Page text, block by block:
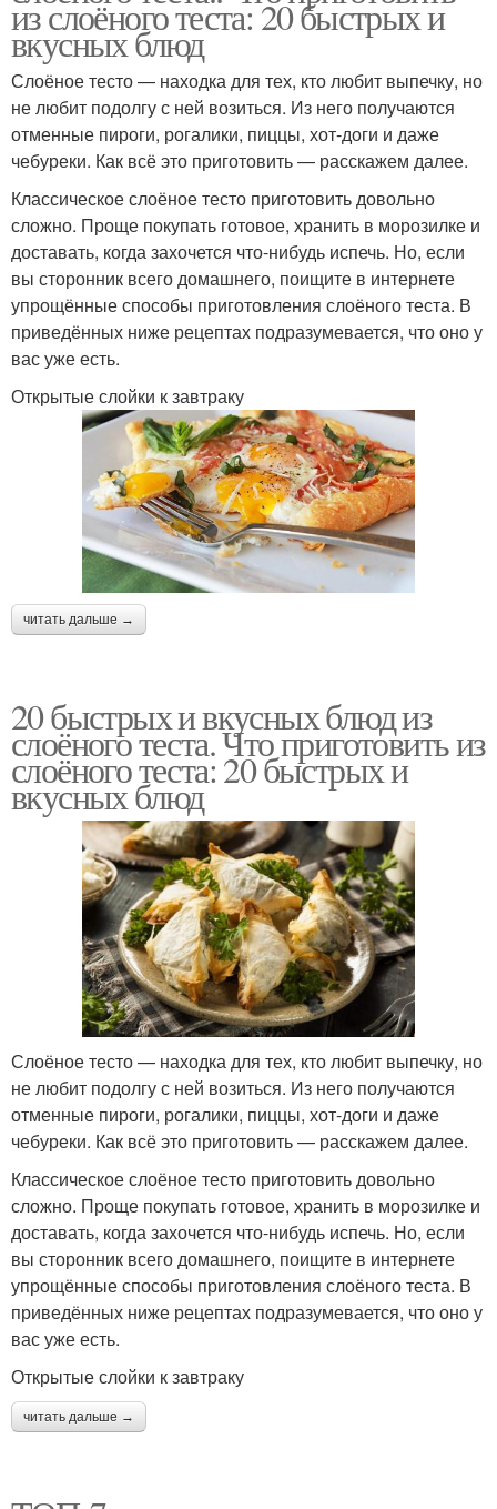
из слоёного теста: 20 быстрых и
вкусных блюд
Слоёное тесто — находка для тех, кто любит выпечку, но
не любит подолгу с ней возиться. Из него получаются
отменные пироги, рогалики, пиццы, хот-доги и даже
чебуреки. Как всё это приготовить — расскажем далее.
Классическое слоёное тесто приготовить довольно
сложно. Проще покупать готовое, хранить в морозилке и
доставать, когда захочется что-нибудь испечь. Но, если
вы сторонник всего домашнего, поищите в интернете
упрощённые способы приготовления слоёного теста. В
приведённых ниже рецептах подразумевается, что оно у
вас уже есть.
Открытые слойки к завтраку
читать дальше →
20 быстрых и вкусных блюд из
слоёного теста. Что приготовить из
слоёного теста: 20 быстрых и
вкусных блюд
Слоёное тесто — находка для тех, кто любит выпечку, но
не любит подолгу с ней возиться. Из него получаются
отменные пироги, рогалики, пиццы, хот-доги и даже
чебуреки. Как всё это приготовить — расскажем далее.
Классическое слоёное тесто приготовить довольно
сложно. Проще покупать готовое, хранить в морозилке и
доставать, когда захочется что-нибудь испечь. Но, если
вы сторонник всего домашнего, поищите в интернете
упрощённые способы приготовления слоёного теста. В
приведённых ниже рецептах подразумевается, что оно у
вас уже есть.
Открытые слойки к завтраку
читать дальше →